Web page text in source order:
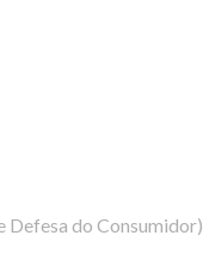
Defesa do Consumidor)